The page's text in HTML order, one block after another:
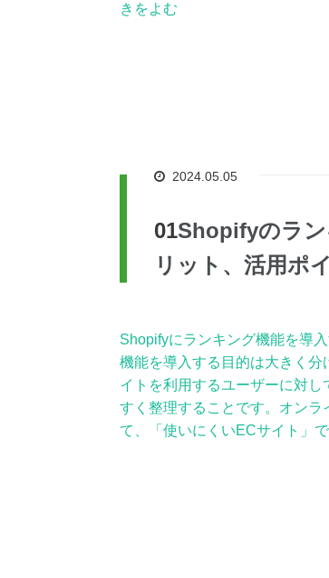
きをよむ
2024.05.05
Shopifyのラン
リット、活用ポ
Shopifyにランキング機能を導
機能を導入する目的は大きく
イトを利用するユーザーに対
すく整理することです。オンラ
て、「使いにくいECサイト」